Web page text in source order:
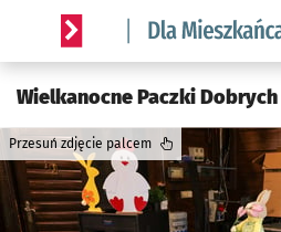
Serwis informacyjny wroclaw.pl
Wielkanocne Paczki
Przesuń zdjęcie palcem